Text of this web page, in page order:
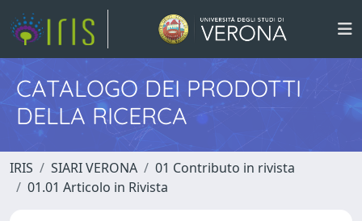
CATALOGO DEI PRODOTTI
DELLA RICERCA
IRIS SIARI VERONA
01 Contributo in rivista
01.01 Articolo in Rivista